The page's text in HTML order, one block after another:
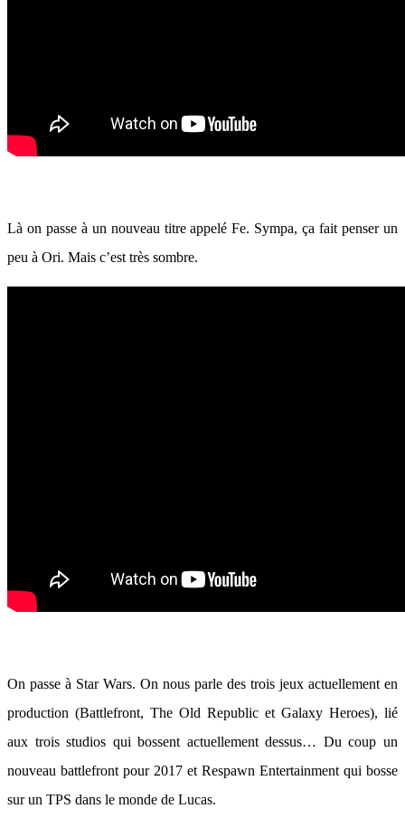
Là on passe à un nouveau titre appelé Fe. Sympa, ça fait penser un
peu à Ori. Mais c’est très sombre.
On passe à Star Wars. On nous parle des trois jeux actuellement en
production (Battlefront, The Old Republic et Galaxy Heroes), lié
aux trois studios qui bossent actuellement dessus… Du coup un
nouveau battlefront pour 2017 et Respawn Entertainment qui bosse
sur un TPS dans le monde de Lucas.